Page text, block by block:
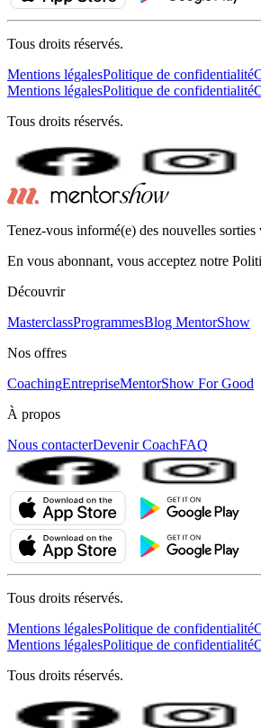
Tous droits réservés.
Mentions légalesPolitique de confidentialité
Mentions légalesPolitique de confidentialité
Tous droits réservés.
Tenez-vous informé(e) des nouvelles
En vous abonnant, vous acceptez notre
Découvrir
MasterclassProgrammesBlog MentorShow
Nos offres
CoachingEntrepriseMentorShow For Good
À propos
Nous contacterDevenir CoachFAQ
Tous droits réservés.
Mentions légalesPolitique de confidentialité
Mentions légalesPolitique de confidentialité
Tous droits réservés.